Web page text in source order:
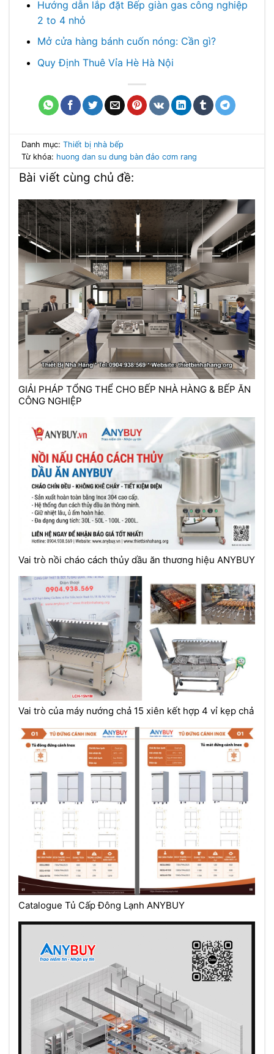
Hướng dẫn lắp đặt Bếp giàn gas công nghiệp
2 to 4 nhỏ
Mở cửa hàng bánh cuốn nóng: Cần gì?
Quy Định Thuê Vỉa Hè Hà Nội
Danh mục: Thiết bị nhà bếp
Từ khóa: huong dan su dung bàn đảo cơm rang
Bài viết cùng chủ đề:
GIẢI PHÁP TỔNG THỂ CHO BẾP NHÀ HÀNG & BẾP ĂN
CÔNG NGHIỆP
Vai trò nồi cháo cách thủy dầu ăn thương hiệu ANYBUY
Vai trò của máy nướng chả 15 xiên kết hợp 4 vỉ kẹp chả
Catalogue Tủ Cấp Đông Lạnh ANYBUY